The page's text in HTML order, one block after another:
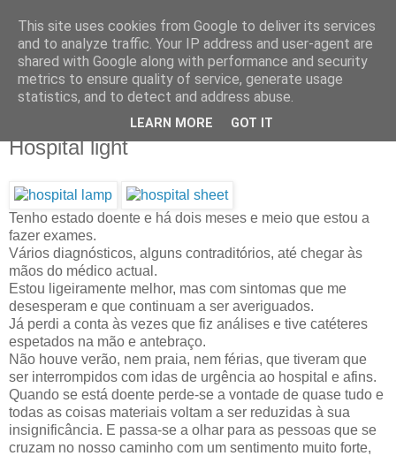
IN MY POCKET
all the things and people that i bring along with me everyday
Hospital light
Tenho estado doente e há dois meses e meio que estou a
fazer exames.
Vários diagnósticos, alguns contraditórios, até chegar às
mãos do médico actual.
Estou ligeiramente melhor, mas com sintomas que me
desesperam e que continuam a ser averiguados.
Já perdi a conta às vezes que fiz análises e tive catéteres
espetados na mão e antebraço.
Não houve verão, nem praia, nem férias, que tiveram que
ser interrompidos com idas de urgência ao hospital e afins.
Quando se está doente perde-se a vontade de quase tudo e
todas as coisas materiais voltam a ser reduzidas à sua
insignificância. E passa-se a olhar para as pessoas que se
cruzam no nosso caminho com um sentimento muito forte,
This site uses cookies from Google to deliver its services
and to analyze traffic. Your IP address and user-agent are
shared with Google along with performance and security
metrics to ensure quality of service, generate usage
statistics, and to detect and address abuse.
LEARN MORE GOT IT